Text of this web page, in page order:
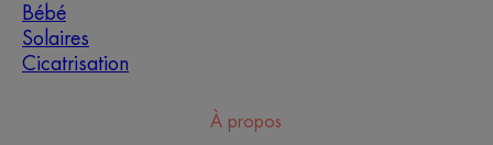
Bébé
Solaires
Cicatrisation
À propos